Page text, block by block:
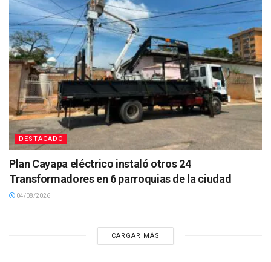
DESTACADO
Plan Cayapa eléctrico instaló otros 24
Transformadores en 6 parroquias de la ciudad
04/08/2026
CARGAR MÁS